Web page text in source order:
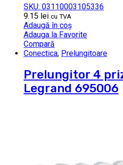
SKU: 03110003105336
9.15 lei cu TVA
Adaugă în coș
Adauga la Favorite
Compară
Conectica, Prelungitoare
Prelungitor 4
Legrand 695006